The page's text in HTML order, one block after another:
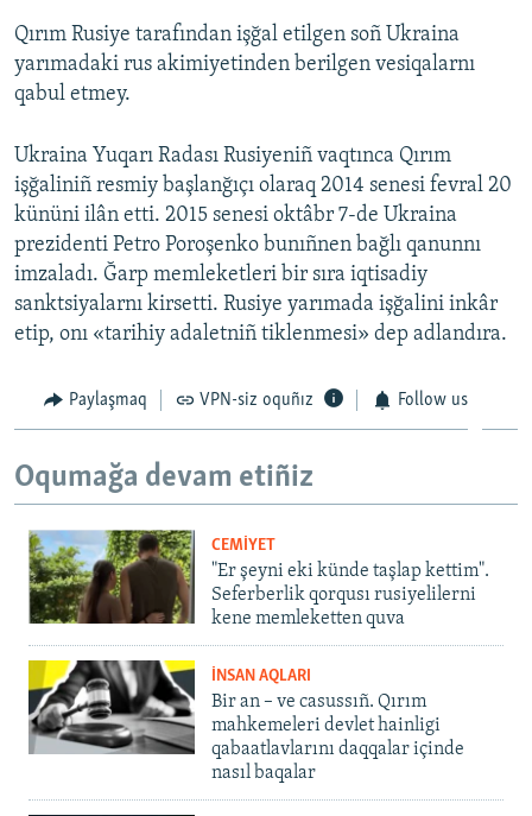
Qırım Rusiye tarafından işğal etilgen soñ Ukraina
yarımadaki rus akimiyetinden berilgen vesiqalarnı
qabul etmey.
Ukraina Yuqarı Radası Rusiyeniñ vaqtınca Qırım
işğaliniñ resmiy başlanğıçı olaraq 2014 senesi fevral 20
kününi ilân etti. 2015 senesi oktâbr 7-de Ukraina
prezidenti Petro Poroşenko bunıñnen bağlı qanunnı
imzaladı. Ğarp memleketleri bir sıra iqtisadiy
sanktsiyalarnı kirsetti. Rusiye yarımada işğalini inkâr
etip, onı «tarihiy adaletniñ tiklenmesi» dep adlandıra.
Paylaşmaq VPN-siz oquñız Follow us
Oqumağa devam etiñiz
CEMİYET
"Er şeyni eki künde taşlap kettim".
Seferberlik qorqusı rusiyelilerni
kene memleketten quva
İNSAN AQLARI
Bir an – ve casussıñ. Qırım
mahkemeleri devlet hainligi
qabaatlavlarını daqqalar içinde
nasıl baqalar